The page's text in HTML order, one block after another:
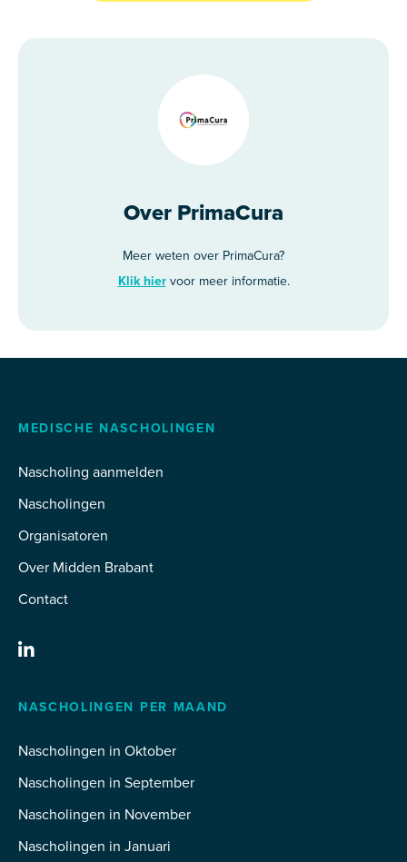
Over PrimaCura
Meer weten over PrimaCura?
Klik hiervoor meer informatie.
MEDISCHE NASCHOLINGEN
Nascholing aanmelden
Nascholingen
Organisatoren
Over Midden Brabant
Contact
NASCHOLINGEN PER MAAND
Nascholingen in Oktober
Nascholingen in September
Nascholingen in November
Nascholingen in Januari